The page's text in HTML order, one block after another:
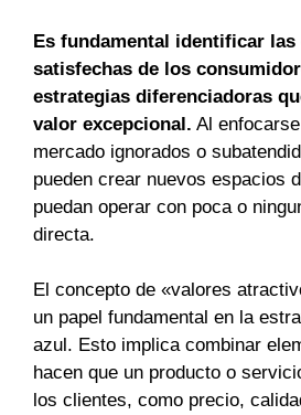
Es fundamental identificar las
satisfechas de los
estrategias diferenciadoras
valor excepcional. Al
mercado ignorados o
pueden crear nuevos espacios
puedan operar con poca o
directa.
El concepto de «valores
un papel fundamental en la
azul. Esto implica combinar
hacen que un producto o
los clientes, como precio,